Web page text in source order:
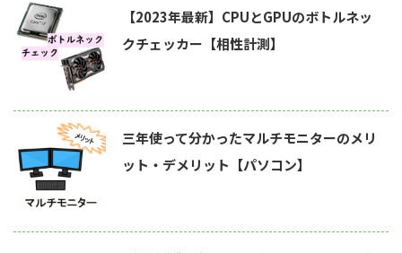
【2023年最新】CPUとGPUのボトルネッ
クチェッカー【相性計測】
三年使って分かったマルチモニターのメリ
ット・デメリット【パソコン】